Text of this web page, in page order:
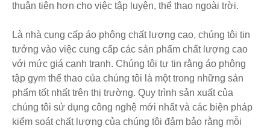
thuận tiện hơn cho việc tập luyện, thể thao ngoài trời.
Là nhà cung cấp áo phông chất lượng cao, chúng tôi tin
tưởng vào việc cung cấp các sản phẩm chất lượng cao
với mức giá cạnh tranh. Chúng tôi tự tin rằng áo phông
tập gym thể thao của chúng tôi là một trong những sản
phẩm tốt nhất trên thị trường. Quy trình sản xuất của
chúng tôi sử dụng công nghệ mới nhất và các biện pháp
kiểm soát chất lượng của chúng tôi đảm bảo rằng mỗi